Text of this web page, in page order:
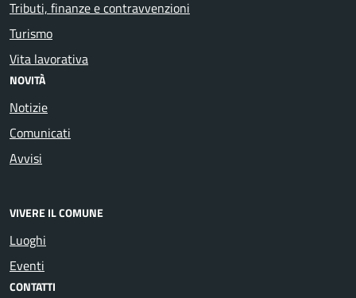
Tributi, finanze e contravvenzioni
Turismo
Vita lavorativa
NOVITÀ
Notizie
Comunicati
Avvisi
VIVERE IL COMUNE
Luoghi
Eventi
CONTATTI